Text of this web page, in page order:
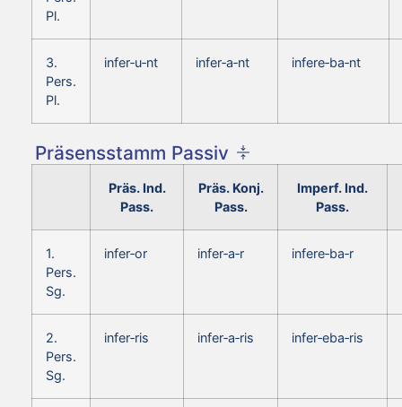
Pl.
3.
Pers.
Pl.
infer‑u‑nt infer‑a‑nt infere‑ba‑nt
Präsensstamm Passiv
Präs. Ind.
Pass.
Präs. Konj.
Pass.
Imperf. Ind.
Pass.
1.
Pers.
Sg.
infer‑or infer‑a‑r infere‑ba‑r
2.
Pers.
Sg.
infer‑ris infer‑a‑ris infer‑eba‑ris